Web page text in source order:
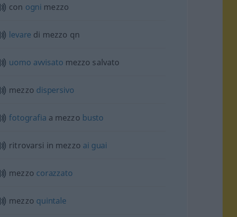
con ogni mezzo
levare di mezzo qn
uomo avvisato mezzo salvato
mezzo dispersivo
fotografia a mezzo busto
ritrovarsi in mezzo ai guai
mezzo corazzato
mezzo quintale